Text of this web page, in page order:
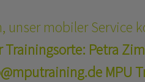
unsermobiler Service
Trainingsorte: Petra
MPU